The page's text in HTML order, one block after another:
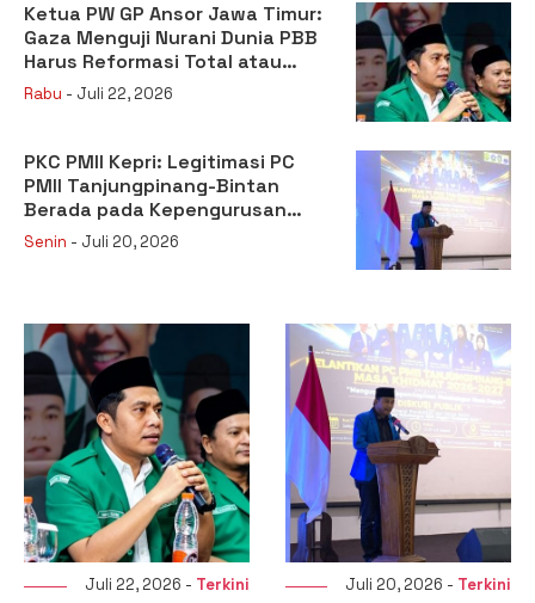
Ketua PW GP Ansor Jawa Timur:
Gaza Menguji Nurani Dunia PBB
Harus Reformasi Total atau
Kehilangan Legitimasi
Rabu - Juli 22, 2026
PKC PMII Kepri: Legitimasi PC
PMII Tanjungpinang-Bintan
Berada pada Kepengurusan
Muhammad Al-Mujrin
Senin - Juli 20, 2026
Juli 22, 2026 - Terkini Juli 20, 2026 - Terkini